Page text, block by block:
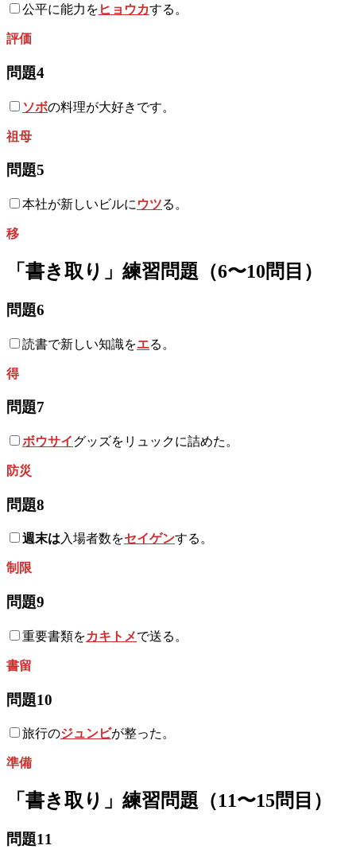
公平に能力を ヒョウカする。
評価
問題4
ソボの料理が大好きです。
祖母
問題5
本社が新しいビルに ウツる。
移
「書き取り」練習問題（6〜10問目）
問題6
読書で新しい知識をエる。
得
問題7
ボウサイグッズをリュックに詰めた。
防災
問題8
週末は 入場者数をセイゲンする。
制限
問題9
重要書類をカキトメで送る。
書留
問題10
旅行のジュンビが整った。
準備
「書き取り」練習問題（11〜15問目）
問題11